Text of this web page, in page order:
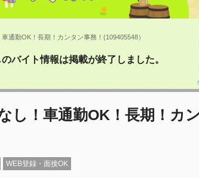
通勤OK！長期！カンタン事務！(109405548）
バイト情報は掲載が終了しました。
し！車通勤OK！長期！カ
WEB登録・面接OK